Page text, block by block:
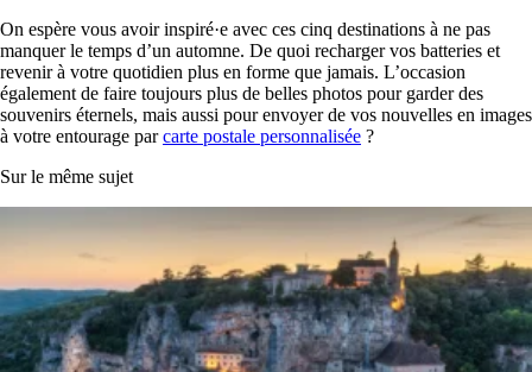
On espère vous avoir inspiré·e avec ces cinq destinations à ne pas
manquer le temps d’un automne. De quoi recharger vos batteries et
revenir à votre quotidien plus en forme que jamais. L’occasion
également de faire toujours plus de belles photos pour garder des
souvenirs éternels, mais aussi pour envoyer de vos nouvelles en images
à votre entourage parcarte postale personnalisée ?
Sur le même sujet